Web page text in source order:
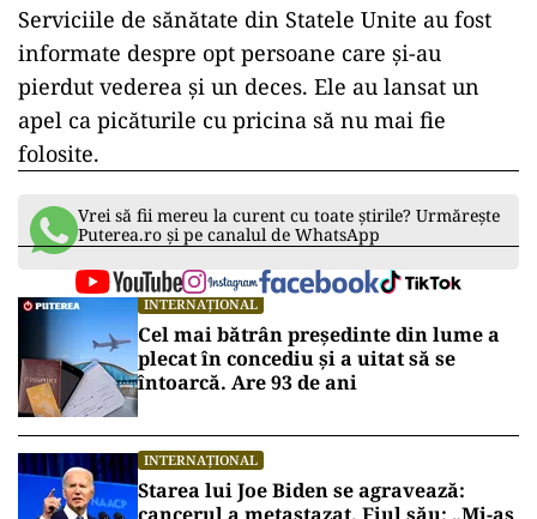
Serviciile de sănătate din Statele Unite au fost
informate despre opt persoane care și-au
pierdut vederea și un deces. Ele au lansat un
apel ca picăturile cu pricina să nu mai fie
folosite.
Vrei să fii mereu la curent cu toate știrile? Urmărește
Puterea.ro și pe canalul de WhatsApp
INTERNAȚIONAL
Cel mai bătrân președinte din lume a
plecat în concediu și a uitat să se
întoarcă. Are 93 de ani
INTERNAȚIONAL
Starea lui Joe Biden se agravează: